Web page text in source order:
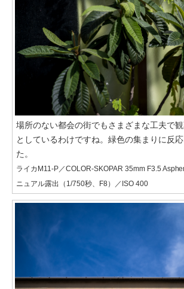
場所のない都会の街でもさまざまな工夫で
としているわけですね。緑色の集まりに反
た。
ライカM11-P／COLOR-SKOPAR 35mm F3.5
ニュアル露出（1/750秒、F8）／ISO 400